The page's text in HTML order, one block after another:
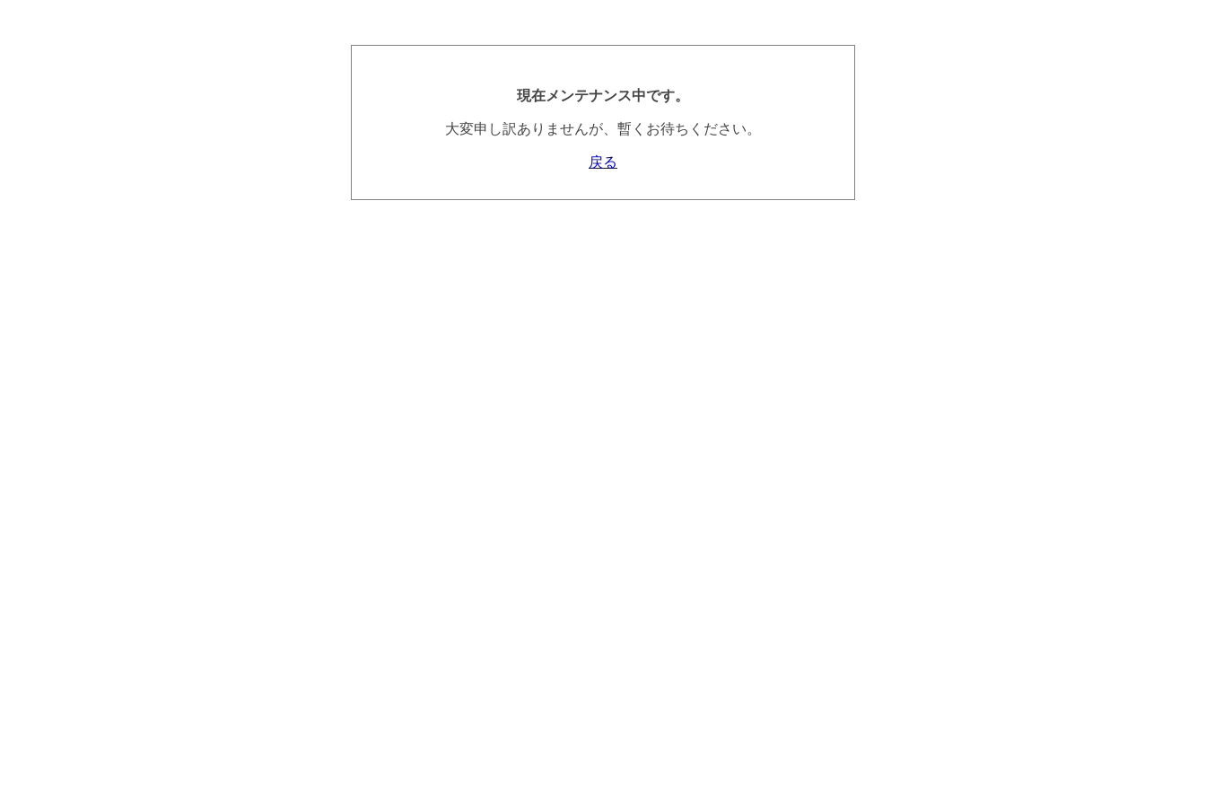
現在メンテナンス中です。
大変申し訳ありませんが、暫くお待ちください。
戻る